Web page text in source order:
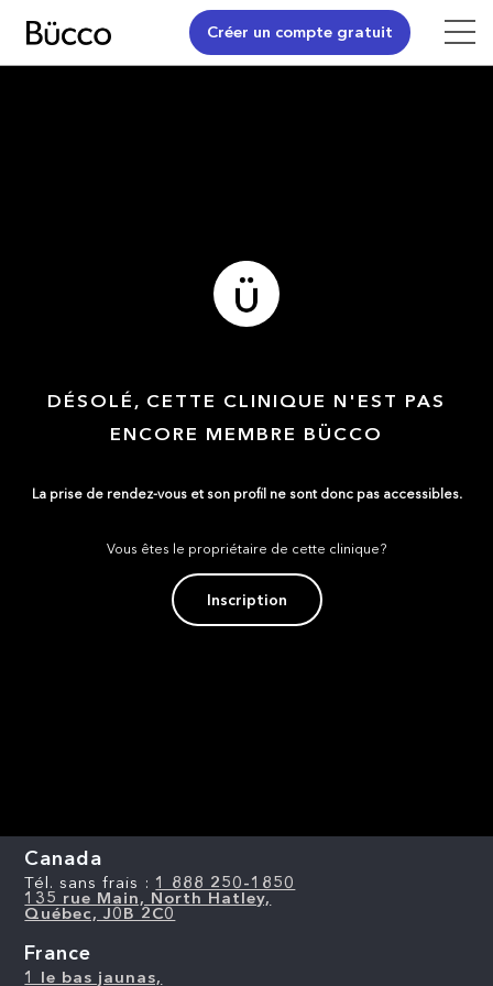
Créer un compte gratuit
DÉSOLÉ, CETTE CLINIQUE N'EST PAS
ENCORE MEMBRE BÜCCO
La prise de rendez-vous et son profil ne sont donc pas accessibles.
Vous êtes le propriétaire de cette clinique?
Inscription
Canada
Tél. sans frais : 1 888 250-1850
135 rue Main, North Hatley,
Québec, J0B 2C0
France
1 le bas jaunas,